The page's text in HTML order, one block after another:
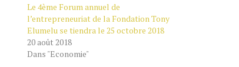
Le 4ème Forum annuel de
l’entrepreneuriat de la Fondation Tony
Elumelu se tiendra le 25 octobre 2018
20 août 2018
Dans "Economie"